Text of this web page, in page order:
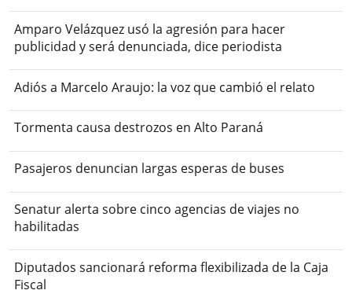
Amparo Velázquez usó la agresión para hacer
publicidad y será denunciada, dice periodista
Adiós a Marcelo Araujo: la voz que cambió el relato
Tormenta causa destrozos en Alto Paraná
Pasajeros denuncian largas esperas de buses
Senatur alerta sobre cinco agencias de viajes no
habilitadas
Diputados sancionará reforma flexibilizada de la Caja
Fiscal